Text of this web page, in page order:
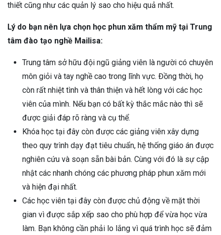
thiết cũng như các quản lý sao cho hiệu quả nhất.
Lý do bạn nên lựa chọn học phun xăm thẩm mỹ tại Trung
tâm đào tạo nghề Mailisa:
Trung tâm sở hữu đội ngũ giảng viên là người có chuyên
môn giỏi và tay nghề cao trong lĩnh vực. Đồng thời, họ
còn rất nhiệt tình và thân thiện và hết lòng với các học
viên của mình. Nếu bạn có bất kỳ thắc mắc nào thì sẽ
được giải đáp rõ ràng và cụ thể.
Khóa học tại đây còn được các giảng viên xây dựng
theo quy trình dạy đạt tiêu chuẩn, hệ thống giáo án được
nghiên cứu và soạn sẵn bài bản. Cùng với đó là sự cập
nhật các nhanh chóng các phương pháp phun xăm mới
và hiện đại nhất.
Các học viên tại đây còn được chủ động về mặt thời
gian vì được sắp xếp sao cho phù hợp để vừa học vừa
làm. Bạn không cần phải lo lắng vì quá trình học sẽ đảm